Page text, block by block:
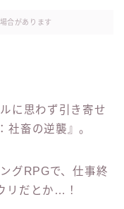
合があります
に思わず引き寄せ
社畜の逆襲』。
グRPGで、仕事終
リだとか…！